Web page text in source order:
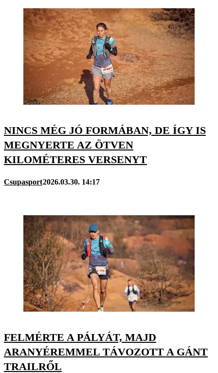
NINCS MÉG JÓ FORMÁBAN, DE ÍGY IS
MEGNYERTE AZ ÖTVEN
KILOMÉTERES VERSENYT
Csupasport2026.03.30. 14:17
FELMÉRTE A PÁLYÁT, MAJD
ARANYÉREMMEL TÁVOZOTT A GÁNT
TRAILRŐL